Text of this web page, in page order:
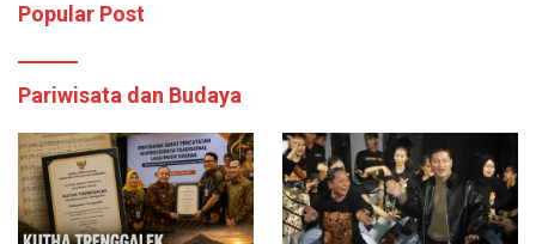
Popular Post
Pariwisata dan Budaya